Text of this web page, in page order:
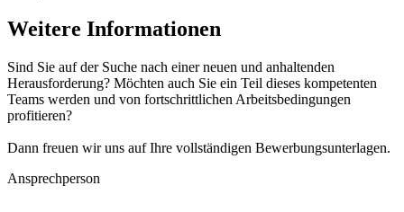
Weitere Informationen
Sind Sie auf der Suche nach einer neuen und anhaltenden
Herausforderung? Möchten auch Sie ein Teil dieses kompetenten
Teams werden und von fortschrittlichen Arbeitsbedingungen
profitieren?
Dann freuen wir uns auf Ihre vollständigen Bewerbungsunterlagen.
Ansprechperson